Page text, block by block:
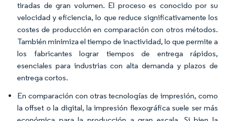
tiradas de gran volumen. El proceso es conocido por su
velocidad y eficiencia, lo que reduce significativamente los
costes de producción en comparación con otros métodos.
También minimiza el tiempo de inactividad, lo que permite a
los fabricantes lograr tiempos de entrega rápidos,
esenciales para industrias con alta demanda y plazos de
entrega cortos.
En comparación con otras tecnologías de impresión, como
la offset o la digital, la impresión flexográfica suele ser más